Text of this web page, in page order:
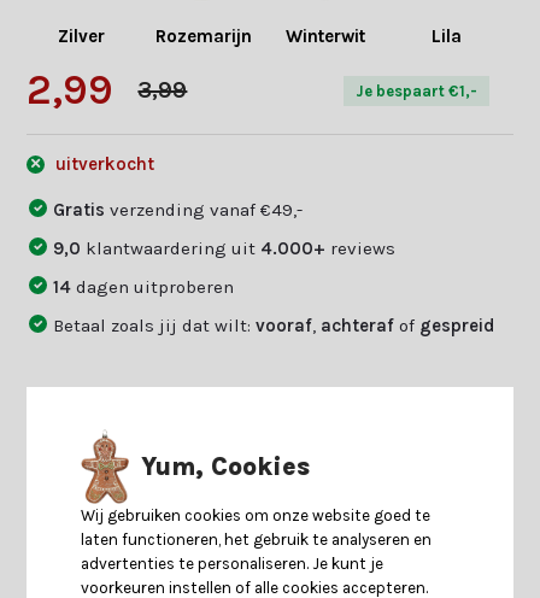
Zilver Rozemarijn Winterwit Lila
2,99 3,99 Je bespaart €1,-
uitverkocht
Gratisverzending vanaf €49,-
9,0 klantwaardering uit 4.000+ reviews
14dagen uitproberen
Betaal zoals jij dat wilt:vooraf achteraf of gespreid
Productomschrijving
Specificaties
Reviews
Yum, Cookies
Wij gebruiken cookies om onze website goed te
laten functioneren, het gebruik te analyseren en
advertenties te personaliseren. Je kunt je
voorkeuren instellen of alle cookies accepteren.